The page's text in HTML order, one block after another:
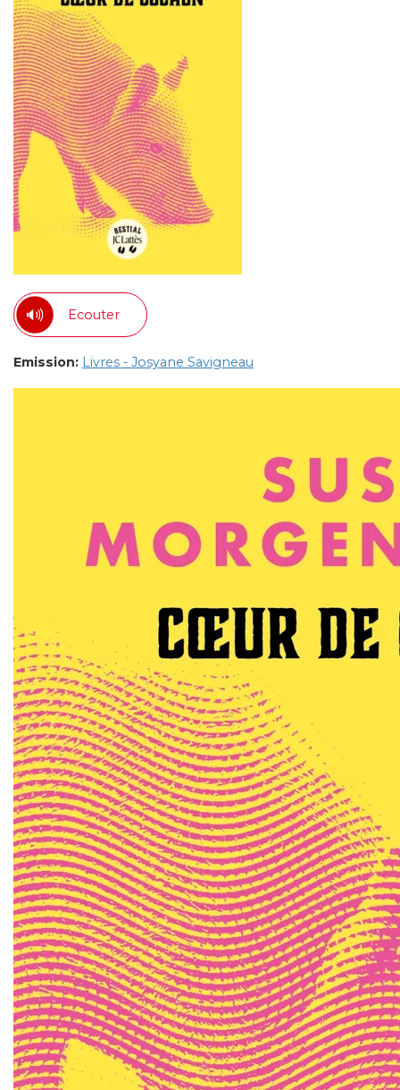
Ecouter
Emission: Livres - Josyane Savigneau